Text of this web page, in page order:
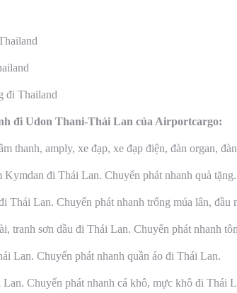
đi Thailand
đi Udon Thani-Thái Lan của Airportcargo:
thanh, amply, xe đạp, xe đạp điện, đàn organ,
đi Thái Lan. Chuyển phát nhanh quà tặng.
Thái Lan. Chuyển phát nhanh trống múa lân, đầu
tranh sơn dầu đi Thái Lan. Chuyển phát nhanh
Lan. Chuyển phát nhanh quần áo đi Thái Lan.
Chuyển phát nhanh cá khô, mực khô đi Thái